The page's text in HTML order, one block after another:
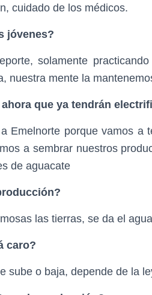
cuidado de los médicos.
jóvenes?
solamente
nuestra mente la
que ya tendrán
Emelnorte porque vamos
a sembrar nuestros
de aguacate
las tierras, se da el
caro?
sube o baja, depende de la